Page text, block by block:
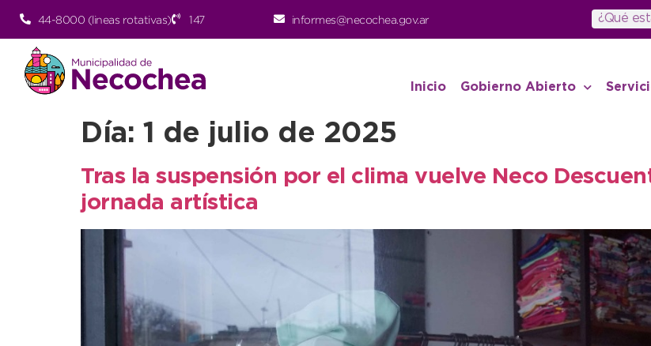
44-8000 (lineas rotativas) 147 informes@necochea.gov.ar
Inicio Gobierno Abierto
Día: 1 de julio de 2025
Tras la suspensión por el clima vuelve Neco
jornada artística